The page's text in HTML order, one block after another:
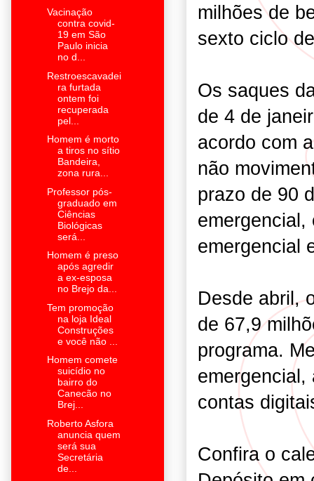
milhões de
sexto ciclo
Os saques
de 4 de
acordo com
não
prazo de 90
emergencial
Desde abril,
de 67,9
programa.
emergencial,
contas
Confira o
Vacinação
contra covid-
19 em São
Paulo inicia
no d...
Restroescavadei
ra furtada
ontem foi
recuperada
pel...
Homem é morto
a tiros no sítio
Bandeira,
zona rura...
Professor pós-
graduado em
Ciências
Biológicas
será...
Homem é preso
após agredir
a ex-esposa
no Brejo da...
Tem promoção
na loja Ideal
Construções
e você não ...
Homem comete
suicídio no
bairro do
Canecão no
Brej...
Roberto Asfora
anuncia quem
será sua
Secretária
de...